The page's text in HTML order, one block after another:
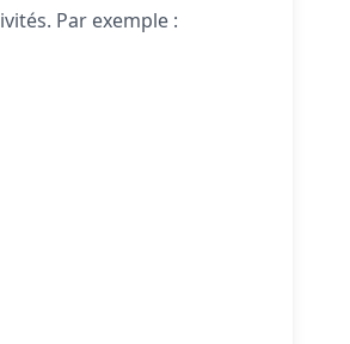
Par exemple :